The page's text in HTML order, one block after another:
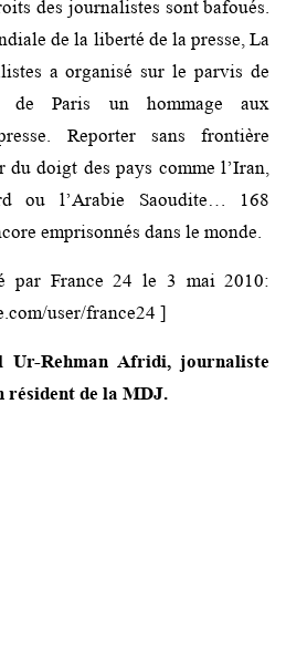
des journalistes sont bafoués.
de la liberté de la presse, La
a organisé sur le parvis de
Paris un hommage aux
Reporter sans frontière
du doigt des pays comme l’Iran,
ou l’Arabie Saoudite… 168
emprisonnés dans le monde.
par France 24 le 3 mai 2010:
user/france24 ]
Ur-Rehman Afridi, journaliste
résident de la MDJ.